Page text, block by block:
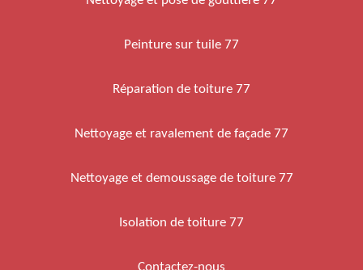
Peinture sur tuile 77
Réparation de toiture 77
Nettoyage et ravalement de façade 77
Nettoyage et demoussage de toiture 77
Isolation de toiture 77
Contactez-nous